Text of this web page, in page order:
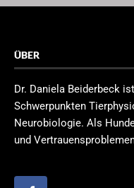
ÜBER
Dr. Daniela Beiderbeck
Schwerpunkten
Neurobiologie. Als
und